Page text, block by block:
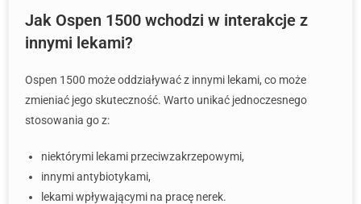
Jak Ospen 1500 wchodzi w interakcje z
innymi lekami?
Ospen 1500 może oddziaływać z innymi lekami, co może
zmieniać jego skuteczność. Warto unikać jednoczesnego
stosowania go z:
niektórymi lekami przeciwzakrzepowymi,
innymi antybiotykami,
lekami wpływającymi na pracę nerek.